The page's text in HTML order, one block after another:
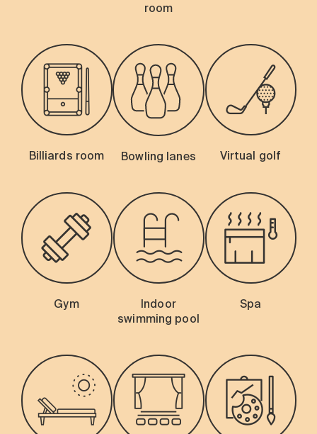
room
Billiards room Bowling lanes Virtual golf
Gym
Indoor
swimming pool
Spa